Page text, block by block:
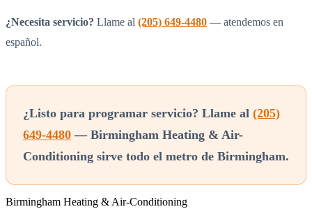
¿Necesita servicio? Llame al (205) 649-4480 — atendemos en
español.
¿Listo para programar servicio? Llame al (205)
649-4480 — Birmingham Heating & Air-
Conditioning sirve todo el metro de Birmingham.
Birmingham Heating & Air-Conditioning